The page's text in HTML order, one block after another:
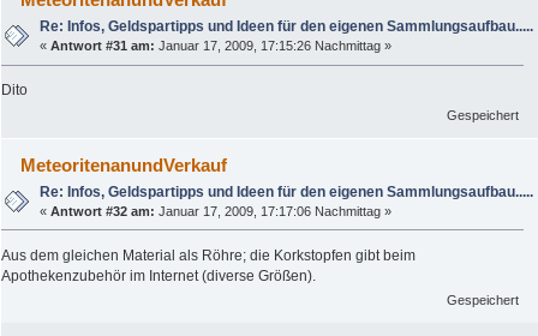
Re: Infos, Geldspartipps und Ideen für den eigenen Sammlungsaufbau.....
«Antwort #31 am: Januar 17, 2009, 17:15:26 Nachmittag »
Dito
Gespeichert
MeteoritenanundVerkauf
Re: Infos, Geldspartipps und Ideen für den eigenen Sammlungsaufbau.....
«Antwort #32 am: Januar 17, 2009, 17:17:06 Nachmittag »
Aus dem gleichen Material als Röhre; die Korkstopfen gibt beim
Apothekenzubehör im Internet (diverse Größen).
Gespeichert